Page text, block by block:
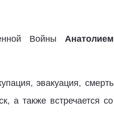
Войны Анатолием
эвакуация, смерть
а также встречается со